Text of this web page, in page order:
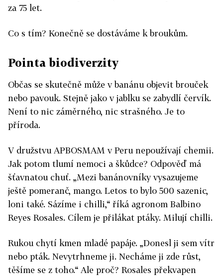
za 75 let.
Co s tím? Konečně se dostáváme k broukům.
Pointa biodiverzity
Občas se skutečně může v banánu objevit brouček
nebo pavouk. Stejně jako v jablku se zabydlí červík.
Není to nic záměrného, nic strašného. Je to
příroda.
V družstvu APBOSMAM v Peru nepoužívají chemii.
Jak potom tlumí nemoci a škůdce? Odpověď má
šťavnatou chuť. „Mezi banánovníky vysazujeme
ještě pomeranč, mango. Letos to bylo 500 sazenic,
loni také. Sázíme i chilli,“ říká agronom Balbino
Reyes Rosales. Cílem je přilákat ptáky. Milují chilli.
Rukou chytí kmen mladé papáje. „Donesl ji sem vítr
nebo pták. Nevytrhneme ji. Necháme ji zde růst,
těšíme se z toho.“ Ale proč? Rosales překvapen